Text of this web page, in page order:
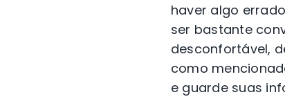
haver algo
ser bastante
desconfortável,
como
e guarde suas